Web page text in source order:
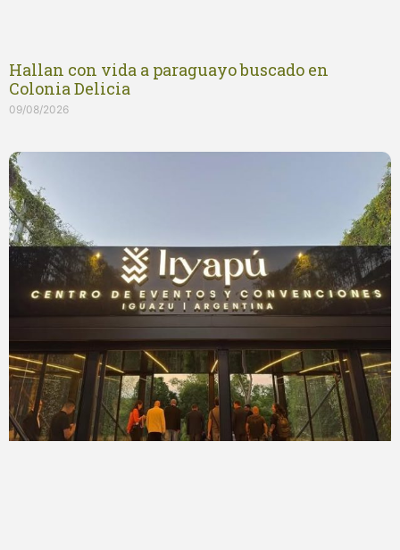
Hallan con vida a paraguayo buscado en
Colonia Delicia
09/08/2026